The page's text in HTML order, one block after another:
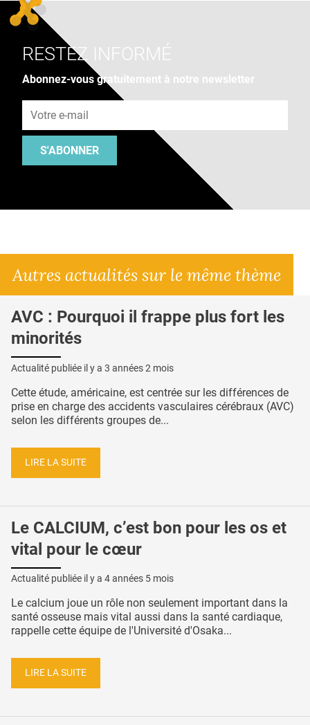
RESTEZ INFORMÉ
Abonnez-vous gratuitement à notre newsletter
S'ABONNER
Autres actualités sur le même thème
AVC : Pourquoi il frappe plus fort les
minorités
Actualité publiée il y a 3 années 2 mois
Cette étude, américaine, est centrée sur les différences de
prise en charge des accidents vasculaires cérébraux (AVC)
selon les différents groupes de...
LIRE LA SUITE
Le CALCIUM, c’est bon pour les os et
vital pour le cœur
Actualité publiée il y a 4 années 5 mois
Le calcium joue un rôle non seulement important dans la
santé osseuse mais vital aussi dans la santé cardiaque,
rappelle cette équipe de l'Université d'Osaka...
LIRE LA SUITE